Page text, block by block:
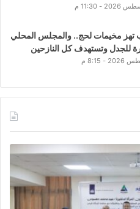
تهز مخيمات لحج.. والمجلس المحلي
للجدل وتستهدف كل النازحين